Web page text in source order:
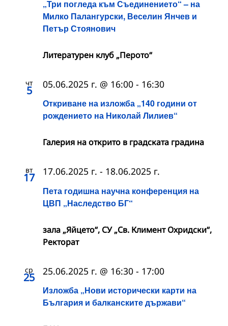
„Три погледа към Съединението“ – на
Милко Палангурски, Веселин Янчев и
Петър Стоянович
Литературен клуб „Перото“
чт
5
Откриване на изложба „140 години от
рождението на Николай Лилиев“
05.06.2025 г. @ 16:00 - 16:30
Галерия на открито в градската градина
вт
17
Пета годишна научна конференция на
ЦВП „Наследство БГ“
17.06.2025 г. - 18.06.2025 г.
зала „Яйцето“, СУ „Св. Климент Охридски“,
Ректорат
ср
25
Изложба „Нови исторически карти на
България и балканските държави“
25.06.2025 г. @ 16:30 - 17:00